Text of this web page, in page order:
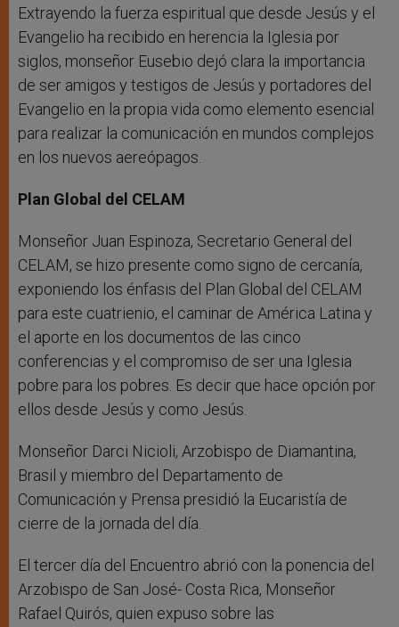
Extrayendo la fuerza espiritual que desde Jesús y el
Evangelio ha recibido en herencia la Iglesia por
siglos, monseñor Eusebio dejó clara la importancia
de ser amigos y testigos de Jesús y portadores del
Evangelio en la propia vida como elemento esencial
para realizar la comunicación en mundos complejos
en los nuevos aereópagos.
Plan Global del CELAM
Monseñor Juan Espinoza, Secretario General del
CELAM, se hizo presente como signo de cercanía,
exponiendo los énfasis del Plan Global del CELAM
para este cuatrienio, el caminar de América Latina y
el aporte en los documentos de las cinco
conferencias y el compromiso de ser una Iglesia
pobre para los pobres. Es decir que hace opción por
ellos desde Jesús y como Jesús.
Monseñor Darci Nicioli, Arzobispo de Diamantina,
Brasil y miembro del Departamento de
Comunicación y Prensa presidió la Eucaristía de
cierre de la jornada del día.
El tercer día del Encuentro abrió con la ponencia del
Arzobispo de San José- Costa Rica, Monseñor
Rafael Quirós, quien expuso sobre las